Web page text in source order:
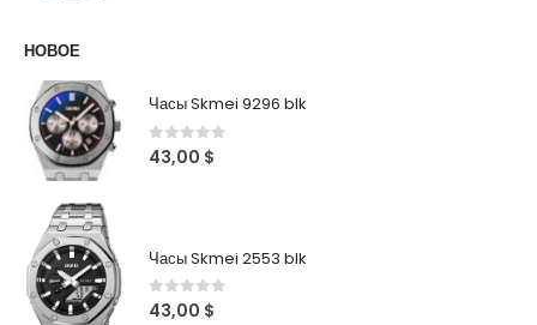
НОВОЕ
Часы Skmei 9296 blk
0 out of 5
43,00 $
Часы Skmei 2553 blk
0 out of 5
43,00 $